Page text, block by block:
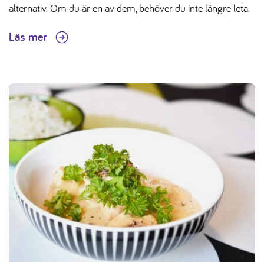
alternativ. Om du är en av dem, behöver du inte längre leta.
Läs mer